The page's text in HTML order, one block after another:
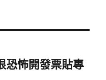
恐怖開發票貼專